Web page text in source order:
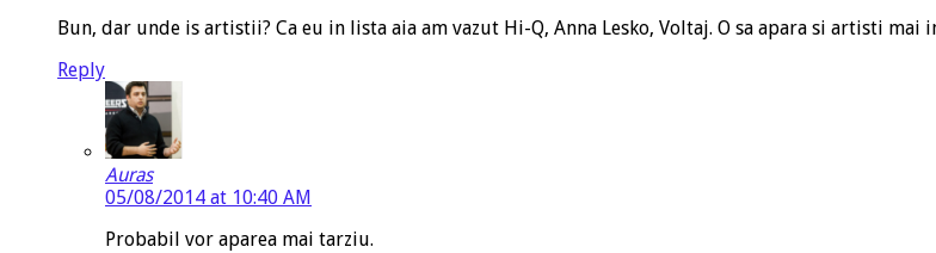
Bun, dar unde is artistii? Ca eu in lista aia am vazut Hi-Q, Anna Lesko, Voltaj. O sa apara si artisti mai
Reply
Auras
05/08/2014 at 10:40 AM
Probabil vor aparea mai tarziu.